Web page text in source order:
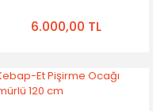
6.000,00 TL